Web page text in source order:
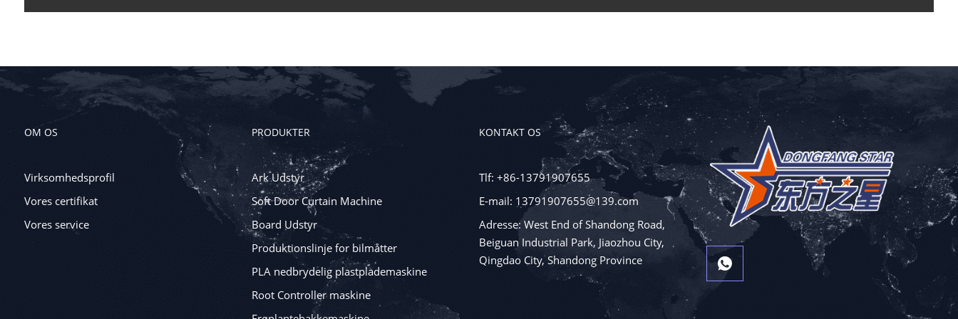
OM OS
Virksomhedsprofil
Vores certifikat
Vores service
PRODUKTER
Ark Udstyr
Soft Door Curtain Machine
Board Udstyr
Produktionslinje for bilmåtter
PLA nedbrydelig plastplademaskine
Root Controller maskine
KONTAKT OS
Tlf: +86-13791907655
E-mail: 13791907655@139.com
Adresse: West End of Shandong Road,
Beiguan Industrial Park, Jiaozhou City,
Qingdao City, Shandong Province